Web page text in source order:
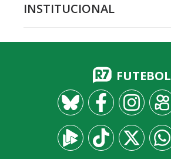
INSTITUCIONAL
FUTEBOL